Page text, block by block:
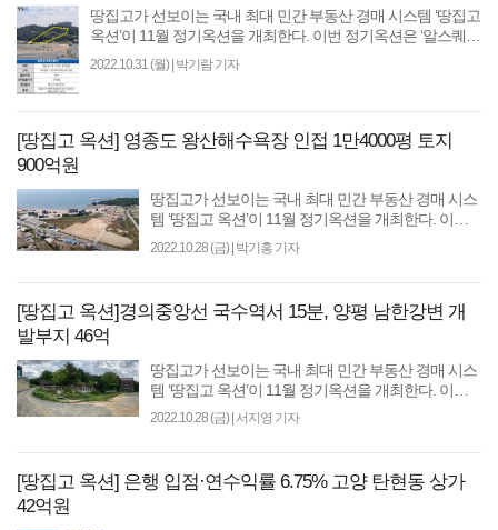
땅집고가 선보이는 국내 최대 민간 부동산 경매 시스템 ‘땅집고
옥션’이 11월 정기옥션을 개최한다. 이번 정기옥션은 ‘알스퀘어
특별전’으로 진행한다. 입찰에는..
2022.10.31 (월)| 박기람 기자
[땅집고 옥션] 영종도 왕산해수욕장 인접 1만4000평 토지
900억원
땅집고가 선보이는 국내 최대 민간 부동산 경매 시스
템 ‘땅집고 옥션’이 11월 정기옥션을 개최한다. 이번
정기옥션은 ‘알스퀘어 특별전’으로 진행한다. 입찰에
2022.10.28 (금)| 박기홍 기자
[땅집고 옥션]경의중앙선 국수역서 15분, 양평 남한강변 개
발부지 46억
땅집고가 선보이는 국내 최대 민간 부동산 경매 시스
템 ‘땅집고 옥션’이 11월 정기옥션을 개최한다. 이번
정기옥션은 ‘알스퀘어 특별전’으로 진행한다. 입찰에
2022.10.28 (금)| 서지영 기자
[땅집고 옥션] 은행 입점·연수익률 6.75% 고양 탄현동 상가
42억원